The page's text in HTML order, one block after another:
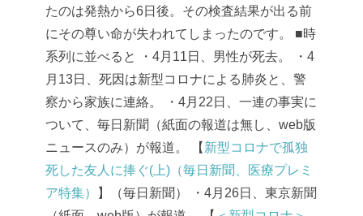
たのは発熱から6日後。その検査結果が出る前
にその尊い命が失われてしまったのです。
■時
系列に並べると
・4月11日、男性が死去。
・4
月13日、死因は新型コロナによる肺炎と、警
察から家族に連絡。
・4月22日、一連の事実に
ついて、毎日新聞（紙面の報道は無し、web版
ニュースのみ）が報道。
【 新型コロナで孤独
死した友人に捧ぐ(上)（毎日新聞、医療プレミ
ア特集）
】（毎日新聞）
・4月26日、東京新聞